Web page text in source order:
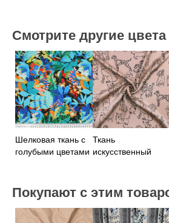
Смотрите другие цвета
Шелковая ткань с
голубыми цветами
Ткань
искусственный
Покупают с этим